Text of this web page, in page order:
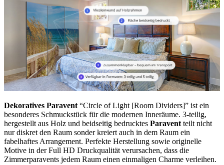
Dekoratives Paravent “Circle of Light [Room Dividers]” ist ein
besonderes Schmuckstück für die modernen Inneräume. 3-teilig,
hergestellt aus Holz und beidseitig bedrucktes Paravent teilt nicht
nur diskret den Raum sonder kreiert auch in dem Raum ein
fabelhaftes Arrangement. Perfekte Herstellung sowie originelle
Motive in der Full HD Druckqualität verursachen, dass die
Zimmerparavents jedem Raum einen einmaligen Charme verleihen.